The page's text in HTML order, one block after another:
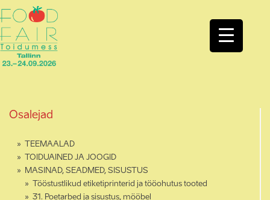
Osalejad
TEEMAALAD
TOIDUAINED JA JOOGID
MASINAD, SEADMED, SISUSTUS
Tööstustlikud etiketiprinterid ja tööohutus tooted
31. Poetarbed ja sisustus, mööbel